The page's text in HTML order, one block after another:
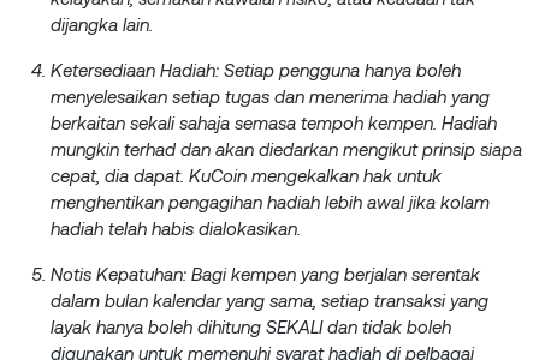
dijangka lain.
Ketersediaan Hadiah: Setiap pengguna hanya boleh
menyelesaikan setiap tugas dan menerima hadiah yang
berkaitan sekali sahaja semasa tempoh kempen. Hadiah
mungkin terhad dan akan diedarkan mengikut prinsip siapa
cepat, dia dapat. KuCoin mengekalkan hak untuk
menghentikan pengagihan hadiah lebih awal jika kolam
hadiah telah habis dialokasikan.
Notis Kepatuhan: Bagi kempen yang berjalan serentak
dalam bulan kalendar yang sama, setiap transaksi yang
layak hanya boleh dihitung SEKALI dan tidak boleh
digunakan untuk memenuhi syarat hadiah di pelbagai